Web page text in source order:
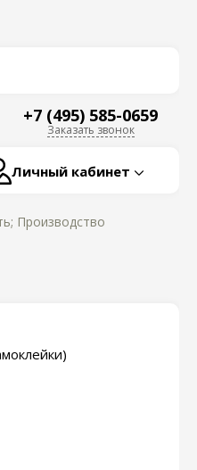
+7 (495) 585-0659
Заказать звонок
Личный кабинет
Производство